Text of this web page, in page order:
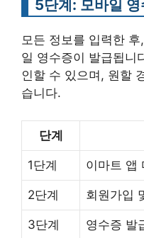
5단계: 모바일
모든 정보를 입력한 후
일 영수증이 발급됩니
인할 수 있으며, 원할
습니다.
단계
1단계 이마트 앱
2단계 회원가입
3단계 영수증 발